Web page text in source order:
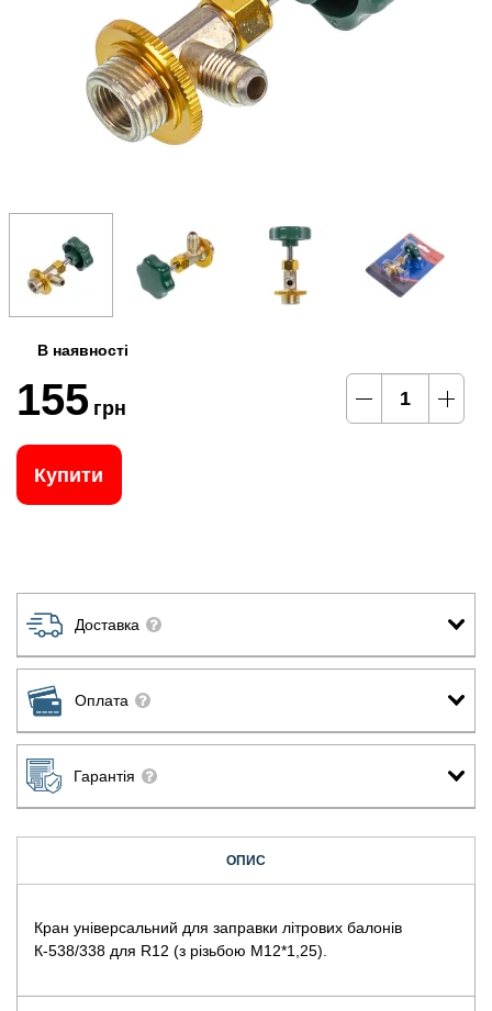
В наявності
155 грн
Купити
Доставка
Оплата
Гарантія
ОПИС
Кран універсальний для заправки літрових балонів
К-538/338 для R12 (з різьбою М12*1,25).